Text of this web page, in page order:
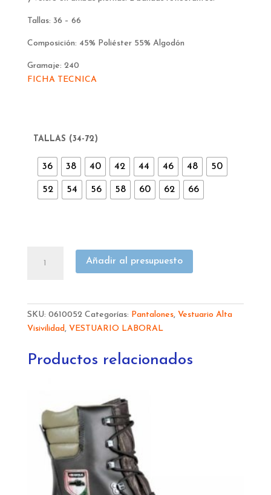
Tallas: 36 – 66
Composición: 45% Poliéster 55% Algodón
Gramaje: 240
FICHA TECNICA
TALLAS (34-72)
36 38 40 42 44 46 48 50
52 54 56 58 60 62 66
NARANJA
REFLEC
SEANA
cantidad
Añadir al presupuesto
SKU: 0610052 Categorías: Pantalones, Vestuario Alta
Visivilidad, VESTUARIO LABORAL
Productos relacionados